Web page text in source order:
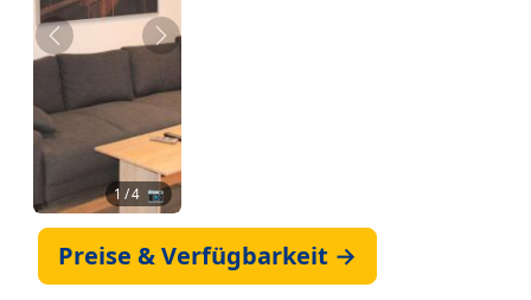
Zurück Weiter
1 / 4 📷
Preise & Verfügbarkeit →